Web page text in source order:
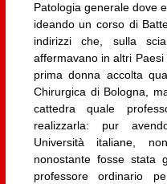
Patologia generale dove
ideando un corso di
indirizzi che, sulla
affermavano in altri Paesi
prima donna accolta
Chirurgica di Bologna,
cattedra quale
realizzarla: pur
Università italiane,
nonostante fosse stata
professore ordinario